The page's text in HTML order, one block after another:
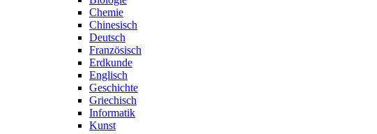
Chemie
Chinesisch
Deutsch
Französisch
Erdkunde
Englisch
Geschichte
Griechisch
Informatik
Kunst